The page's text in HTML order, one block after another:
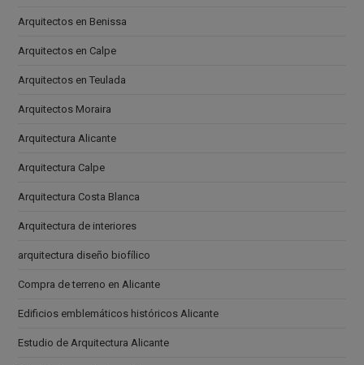
Arquitectos en Benissa
Arquitectos en Calpe
Arquitectos en Teulada
Arquitectos Moraira
Arquitectura Alicante
Arquitectura Calpe
Arquitectura Costa Blanca
Arquitectura de interiores
arquitectura diseño biofílico
Compra de terreno en Alicante
Edificios emblemáticos históricos Alicante
Estudio de Arquitectura Alicante